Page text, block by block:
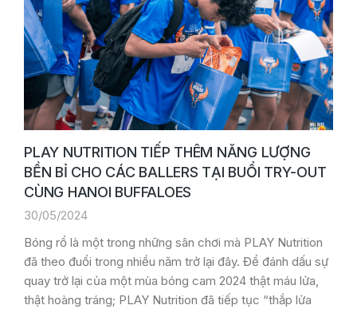
PLAY NUTRITION TIẾP THÊM NĂNG LƯỢNG
BỀN BỈ CHO CÁC BALLERS TẠI BUỔI TRY-OUT
CÙNG HANOI BUFFALOES
30/05/2024
Bóng rổ là một trong những sân chơi mà PLAY Nutrition
đã theo đuổi trong nhiều năm trở lại đây. Để đánh dấu sự
quay trở lại của một mùa bóng cam 2024 thật máu lửa,
thật hoàng tráng; PLAY Nutrition đã tiếp tục “thắp lửa